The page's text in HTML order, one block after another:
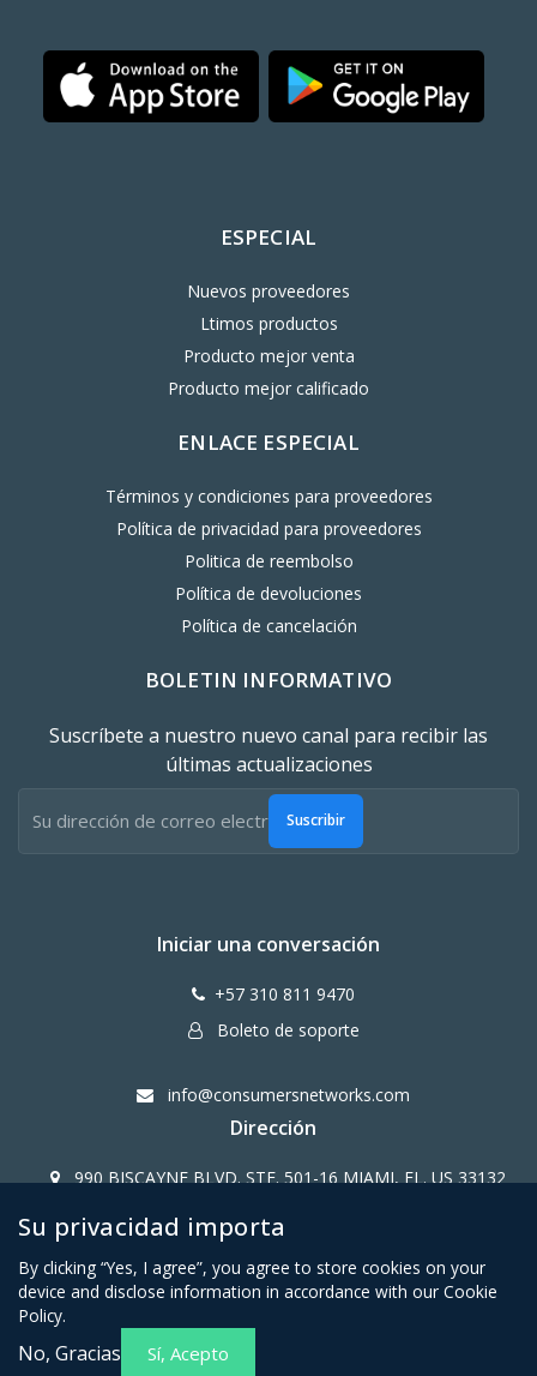
ESPECIAL
Nuevos proveedores
Ltimos productos
Producto mejor venta
Producto mejor calificado
ENLACE ESPECIAL
Términos y condiciones para proveedores
Política de privacidad para proveedores
Politica de reembolso
Política de devoluciones
Política de cancelación
BOLETIN INFORMATIVO
Suscríbete a nuestro nuevo canal para recibir las
últimas actualizaciones
Suscribir
Iniciar una conversación
+57 310 811 9470
Boleto de soporte
info@consumersnetworks.com
Dirección
990 BISCAYNE BLVD. STE. 501-16 MIAMI, FL. US 33132
Copy Right CONSUMERS NETWORK@2024
Términos y condiciones para
Su privacidad importa
By clicking “Yes, I agree”, you agree to store cookies on your
device and disclose information in accordance with our Cookie
Policy.
No, Gracias Sí, Acepto